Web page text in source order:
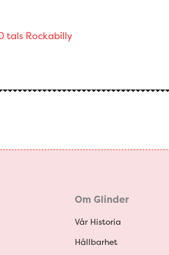
tals Rockabilly
Om Glinder
Vår Historia
Hållbarhet